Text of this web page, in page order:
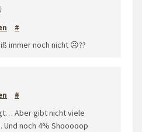
#
immer noch nicht ☹️??
#
Aber gibt nicht viele
noch 4% Shooooop